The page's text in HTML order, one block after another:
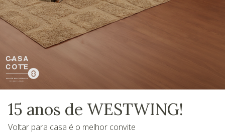
15 anos de WESTWING!
Voltar para casa é o melhor convite